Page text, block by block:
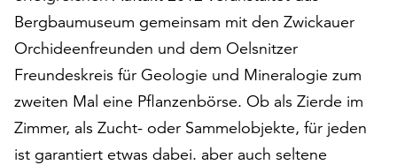
auf
„Alle
akzeptieren“,
um
alle
Cookies
zu
akzeptieren.
Bergbaumuseum gemeinsam mit den Zwickauer
Orchideenfreunden und dem Oelsnitzer
Freundeskreis für Geologie und Mineralogie zum
zweiten Mal eine Pflanzenbörse. Ob als Zierde im
Zimmer, als Zucht- oder Sammelobjekte, für jeden
ist garantiert etwas dabei. aber auch seltene